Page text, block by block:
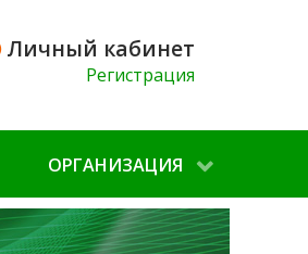
Личный кабинет
Регистрация
ОРГАНИЗАЦИЯ